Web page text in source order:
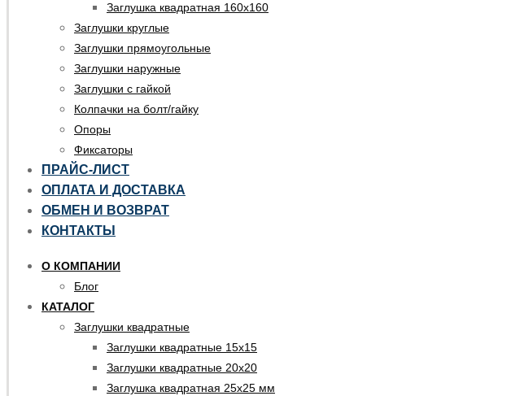
Заглушка квадратная 160х160
Заглушки круглые
Заглушки прямоугольные
Заглушки наружные
Заглушки с гайкой
Колпачки на болт/гайку
Опоры
Фиксаторы
ПРАЙС-ЛИСТ
ОПЛАТА И ДОСТАВКА
ОБМЕН И ВОЗВРАТ
КОНТАКТЫ
О КОМПАНИИ
Блог
КАТАЛОГ
Заглушки квадратные
Заглушки квадратные 15х15
Заглушки квадратные 20х20
Заглушка квадратная 25х25 мм